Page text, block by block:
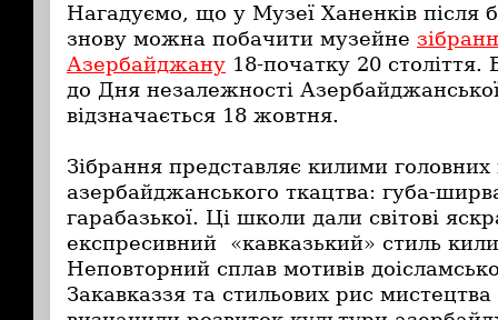
Нагадуємо, що у Музеї Ханенків після
знову можна побачити музейне
Азербайджану 18-початку 20
до Дня незалежності
відзначається 18 жовтня.
Зібрання представляє килими головних
азербайджанського ткацтва: губа-
гарабазької. Ці школи дали світові
експресивний «кавказький» стиль
Неповторний сплав мотивів
Закавказзя та стильових рис